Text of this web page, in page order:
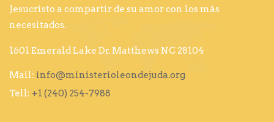
Jesucristo a compartir de su amor con los más
necesitados.
1601 Emerald Lake Dr. Matthews NC 28104
Mail: info@ministerioleondejuda.org
Tell: +1 (240) 254-7988